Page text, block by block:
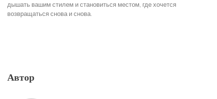
дышать вашим стилем и становиться местом, где хочется
возвращаться снова и снова.
Автор